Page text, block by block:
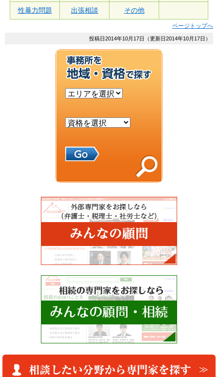
性暴力問題 出張相談 その他
ページトップへ
投稿日2014年10月17日（更新日2014年10月17日）
Copyright © 法律相談お探しネット All Rights Reserved.